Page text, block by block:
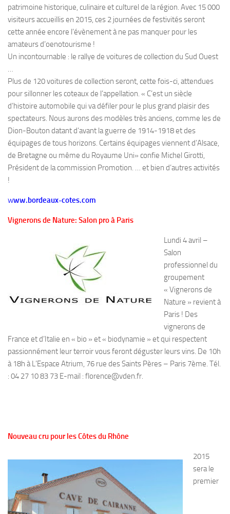
patrimoine historique, culinaire et culturel de la région. Avec 15 000
visiteurs accueillis en 2015, ces 2 journées de festivités seront
cette année encore l’évènement à ne pas manquer pour les
amateurs d’oenotourisme !
Un incontournable : le rallye de voitures de collection du Sud Ouest
…
Plus de 120 voitures de collection seront, cette fois-ci, attendues
pour sillonner les coteaux de l’appellation. « C’est un siècle
d’histoire automobile qui va défiler pour le plus grand plaisir des
spectateurs. Nous aurons des modèles très anciens, comme les de
Dion-Bouton datant d’avant la guerre de 1914-1918 et des
équipages de tous horizons. Certains équipages viennent d’Alsace,
de Bretagne ou même du Royaume Uni» confie Michel Girotti,
Président de la commission Promotion. … et bien d’autres activités
!
www.bordeaux-cotes.com
Vignerons de Nature: Salon pro à Paris
Lundi 4 avril –
Salon
professionnel du
groupement
« Vignerons de
Nature » revient à
Paris ! Des
vignerons de
France et d’Italie en « bio » et « biodynamie » et qui respectent
passionnément leur terroir vous feront déguster leurs vins. De 10h
à 18h à L’Espace Atrium, 76 rue des Saints Pères – Paris 7ème. Tél.
: 04 27 10 83 73 E-mail : florence@vden.fr.
Nouveau cru pour les Côtes du Rhône
2015
sera le
premier